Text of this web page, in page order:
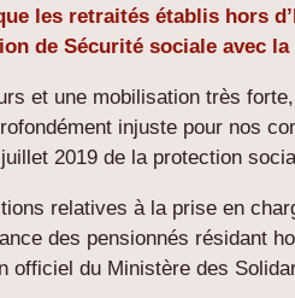
les retraités établis hors
de Sécurité sociale avec la
et une mobilisation très
injuste pour nos
juillet 2019 de la protection
relatives à la prise en
des pensionnés résidant
officiel du Ministère des